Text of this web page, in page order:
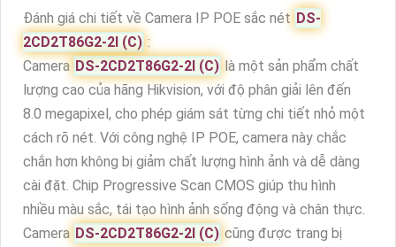
Đánh giá chi tiết về Camera IP POE sắc nét DS-
2CD2T86G2-2I (C) :
Camera DS-2CD2T86G2-2I (C) là một sản phẩm chất
lượng cao của hãng Hikvision, với độ phân giải lên đến
8.0 megapixel, cho phép giám sát từng chi tiết nhỏ một
cách rõ nét. Với công nghệ IP POE, camera này chắc
chắn hơn không bị giảm chất lượng hình ảnh và dễ dàng
cài đặt. Chip Progressive Scan CMOS giúp thu hình
nhiều màu sắc, tái tạo hình ảnh sống động và chân thực.
Camera DS-2CD2T86G2-2I (C) cũng được trang bị